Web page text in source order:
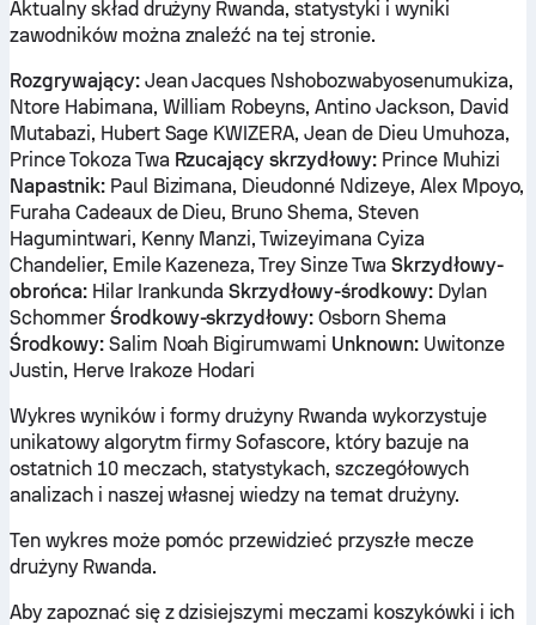
Aktualny skład drużyny Rwanda, statystyki i wyniki
zawodników można znaleźć na tej stronie.
Rozgrywający:Jean Jacques Nshobozwabyosenumukiza,
Ntore Habimana, William Robeyns, Antino Jackson, David
Mutabazi, Hubert Sage KWIZERA, Jean de Dieu Umuhoza,
Prince Tokoza Twa Rzucający skrzydłowy:Prince Muhizi
Napastnik:Paul Bizimana, Dieudonné Ndizeye, Alex Mpoyo,
Furaha Cadeaux de Dieu, Bruno Shema, Steven
Hagumintwari, Kenny Manzi, Twizeyimana Cyiza
Chandelier, Emile Kazeneza, Trey Sinze Twa Skrzydłowy-
obrońca:Hilar IrankundaSkrzydłowy-środkowy:Dylan
Schommer Środkowy-skrzydłowy: Osborn Shema
Środkowy:Salim Noah Bigirumwami Unknown:Uwitonze
Justin, Herve Irakoze Hodari
Wykres wyników i formy drużyny Rwanda wykorzystuje
unikatowy algorytm firmy Sofascore, który bazuje na
ostatnich 10 meczach, statystykach, szczegółowych
analizach i naszej własnej wiedzy na temat drużyny.
Ten wykres może pomóc przewidzieć przyszłe mecze
drużyny Rwanda.
Aby zapoznać się z dzisiejszymi meczami koszykówki i ich